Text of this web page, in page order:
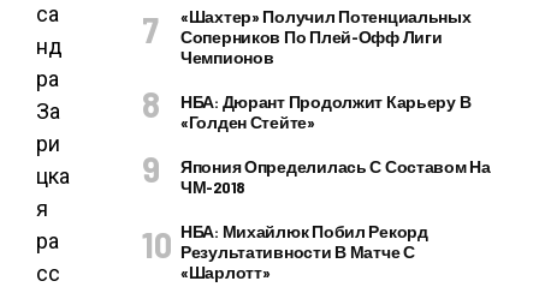
са
нд
ра
За
ри
цка
я
ра
сс
«Шахтер» Получил Потенциальных
Соперников По Плей-Офф Лиги
Чемпионов
НБА: Дюрант Продолжит Карьеру В
«Голден Стейте»
Япония Определилась С Составом На
ЧМ-2018
НБА: Михайлюк Побил Рекорд
Результативности В Матче С
«Шарлотт»